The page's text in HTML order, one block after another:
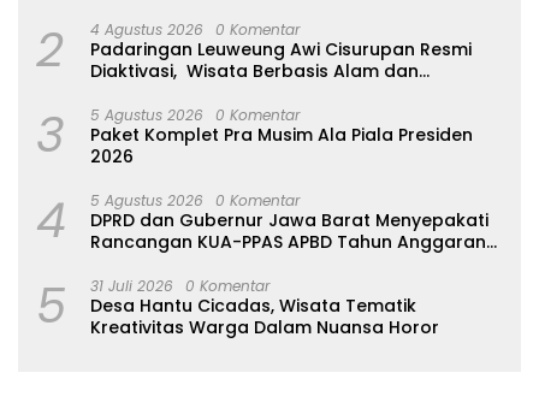
2 4 Agustus 2026 0 Komentar
Padaringan Leuweung Awi Cisurupan Resmi
Diaktivasi, Wisata Berbasis Alam dan
3 5 Agustus 2026 0 Komentar
Paket Komplet Pra Musim Ala Piala Presiden
2026
4 5 Agustus 2026 0 Komentar
DPRD dan Gubernur Jawa Barat Menyepakati
Rancangan KUA-PPAS APBD Tahun Anggaran
5 31 Juli 2026 0 Komentar
Desa Hantu Cicadas, Wisata Tematik
Kreativitas Warga Dalam Nuansa Horor